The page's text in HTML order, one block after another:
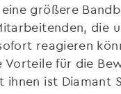
größere
die
reagieren
Vorteile für die
ihnen ist Diamant